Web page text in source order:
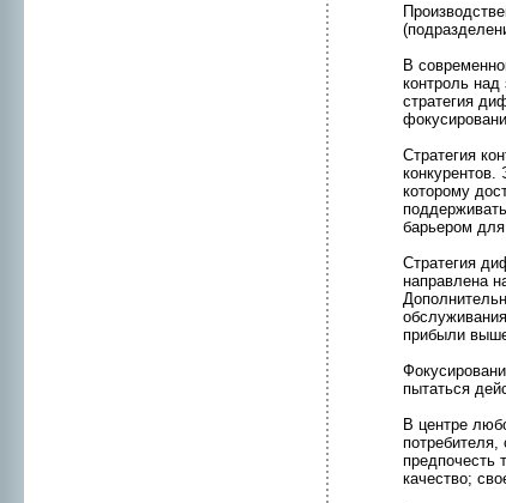
В
контpоль над
стратегия
Стратегия
конкурентов.
котоpому
барьеpом для
Стратегия
направлена
прибыли
пытаться
В центре
потребителя,
предпочесть
кaчество;